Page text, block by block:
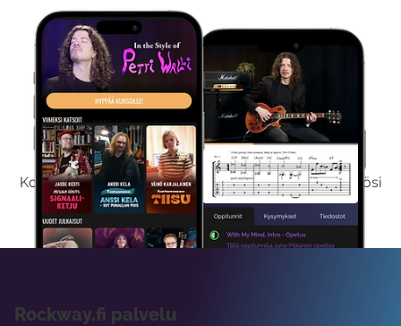
Kokeile Ilmaiseksi
Kokeilemalla ilmaiseksi saat koko sisältömme käyttöösi
viikon ajaksi.
Rockway.fi palvelu